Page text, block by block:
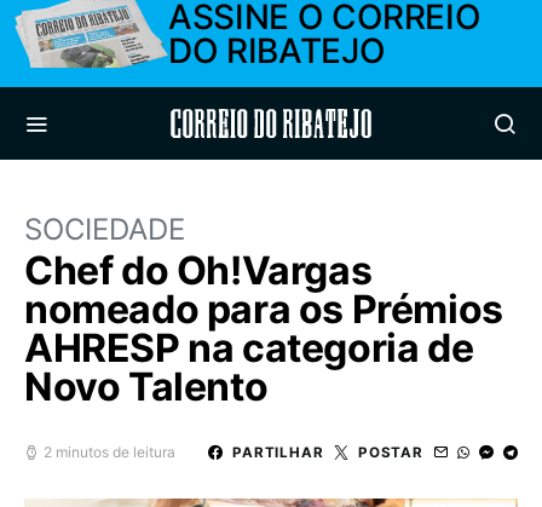
ASSINE O CORREIO
DO RIBATEJO
Correio do Ribatejo
SOCIEDADE
Chef do Oh!Vargas
nomeado para os Prémios
AHRESP na categoria de
Novo Talento
2 minutos de leitura PARTILHAR POSTAR